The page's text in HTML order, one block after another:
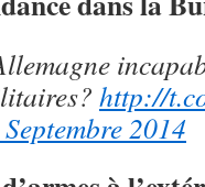
http://
2014